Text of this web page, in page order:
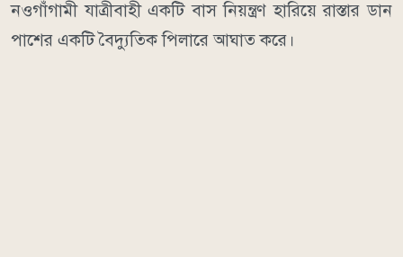
নওগাঁগামী যাত্রীবাহী একটি বাস নিয়ন্ত্রণ হারিয়ে রাস্তার ডান
পাশের একটি বৈদ্যুতিক পিলারে আঘাত করে।